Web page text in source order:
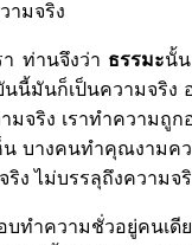
ามจริง
ท่านจึงว่า ธรรมะนั้
นี้มันก็เป็นความจริ
มจริง เราทำความถู
บางคนทำคุณงามค
ง ไม่บรรลุถึงความจ
บทำความชั่วอยู่คนเ